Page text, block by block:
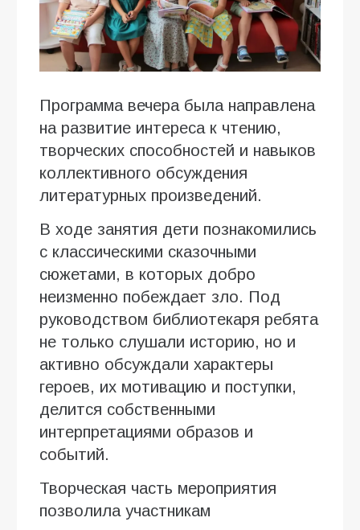
Программа вечера была направлена
на развитие интереса к чтению,
творческих способностей и навыков
коллективного обсуждения
литературных произведений.
В ходе занятия дети познакомились
с классическими сказочными
сюжетами, в которых добро
неизменно побеждает зло. Под
руководством библиотекаря ребята
не только слушали историю, но и
активно обсуждали характеры
героев, их мотивацию и поступки,
делится собственными
интерпретациями образов и
событий.
Творческая часть мероприятия
позволила участникам